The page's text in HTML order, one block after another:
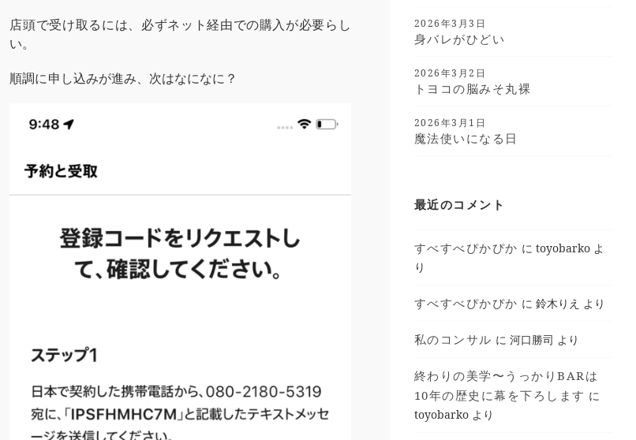
店頭で受け取るには、必ずネット経由での購入が必要らし
い。
順調に申し込みが進み、次はなになに？
2026年3月3日
身バレがひどい
2026年3月2日
トヨコの脳みそ丸裸
2026年3月1日
魔法使いになる日
最近のコメント
すべすべぴかぴか に toyobarko よ
り
すべすべぴかぴか に 鈴木りえ より
私のコンサル に 河口勝司 より
終わりの美学〜うっかりBARは
10年の歴史に幕を下ろします に
toyobarko より